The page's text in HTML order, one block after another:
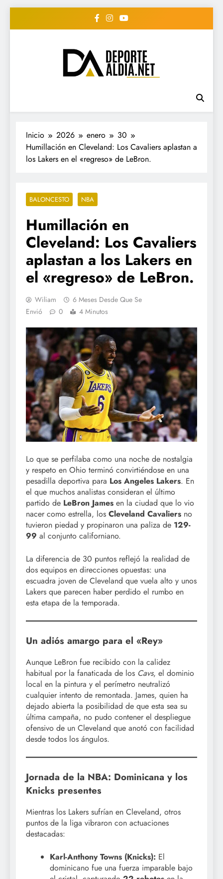
• DEPORTE AL DIA •
"Periodico Deportivo
Digital"
#deportealdiard #deportealdiaperiodico
Inicio 2026 enero
30
Humillación en Cleveland: Los Cavaliers aplastan a
los Lakers en el «regreso» de LeBron.
BALONCESTO NBA
Humillación en
Cleveland: Los Cavaliers
aplastan a los Lakers en
el «regreso» de LeBron.
Wiliam
6 Meses Desde Que Se
Envió
0 4 Minutos
Lo que se perfilaba como una noche de nostalgia
y respeto en Ohio terminó convirtiéndose en una
pesadilla deportiva para Los Angeles Lakers. En
el que muchos analistas consideran el último
partido de LeBron James en la ciudad que lo vio
nacer como estrella, los Cleveland Cavaliers no
tuvieron piedad y propinaron una paliza de 129-
99 al conjunto californiano.
La diferencia de 30 puntos reflejó la realidad de
dos equipos en direcciones opuestas: una
escuadra joven de Cleveland que vuela alto y unos
Lakers que parecen haber perdido el rumbo en
esta etapa de la temporada.
Un adiós amargo para el «Rey»
Aunque LeBron fue recibido con la calidez
habitual por la fanaticada de los Cavs, el dominio
local en la pintura y el perímetro neutralizó
cualquier intento de remontada. James, quien ha
dejado abierta la posibilidad de que esta sea su
última campaña, no pudo contener el despliegue
ofensivo de un Cleveland que anotó con facilidad
desde todos los ángulos.
Jornada de la NBA: Dominicana y los
Knicks presentes
Mientras los Lakers sufrían en Cleveland, otros
puntos de la liga vibraron con actuaciones
destacadas:
Karl-Anthony Towns (Knicks): El
dominicano fue una fuerza imparable bajo